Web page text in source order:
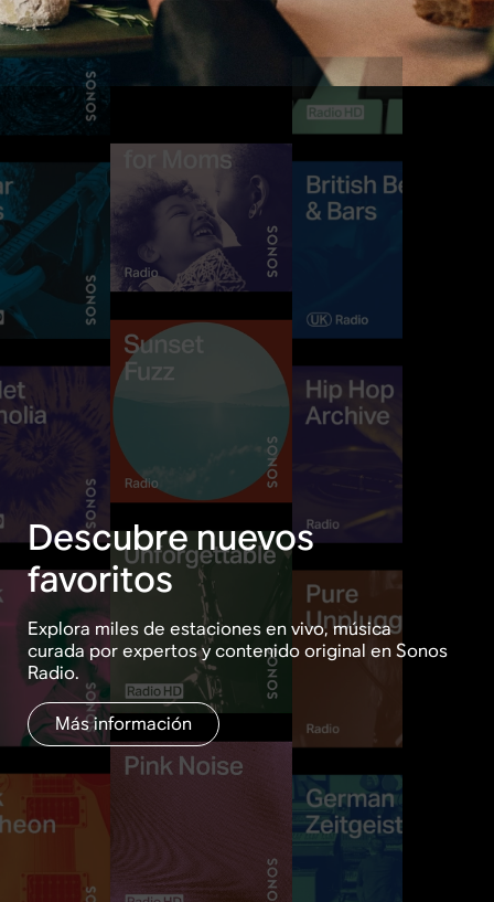
Descubre nuevos
favoritos
Explora miles de estaciones en vivo, música
curada por expertos y contenido original en Sonos
Radio.
Más información